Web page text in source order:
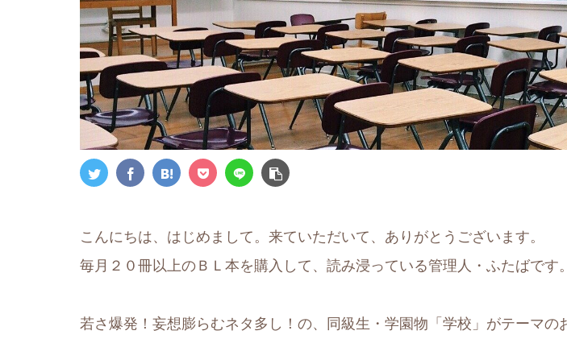
こんにちは、はじめまして。来ていただいて、ありがとうございます。
毎月２０冊以上のＢＬ本を購入して、読み浸っている管理人・ふたばです。
若さ爆発！妄想膨らむネタ多し！の、同級生・学園物「学校」がテーマの